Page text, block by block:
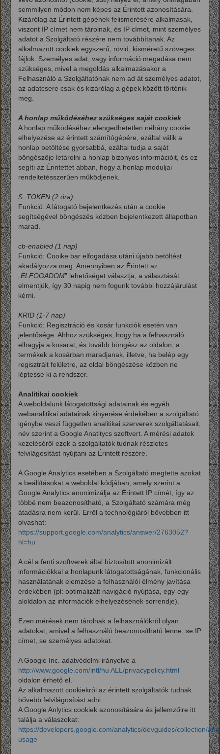
semmilyen módon nem képes az Érintett azonosítására.
Kizárólag az Érintett gépének felismerésére alkalmasak,
viszont IP címet nem tárolnak, és IP címet, mint személyes
adatot a Szolgáltató részére nem továbbítanak. Az
alkalmazott cookiek egyszerű, rövid, kisméretű szöveges
fájlok. Személyes adat, vagy információ megadása nem
szükséges, mivel a megoldás alkalmazásakor a
Felhasználó a Szolgáltatónak nem ad át személyes adatot,
az adatcsere csak és kizárólag a gépek között történik
meg.
A honlap működéséhez szükséges saját cookiek
A honlap működéséhez elengedhetetlen néhány cookie
elhelyezése az érintett számítógépére, ezáltal válik a
honlap betöltése gyorsabbá, ezáltal tudja a saját
böngészője letárolni a honlap bizonyos információit, és ez
segíti az Érintettet abban, hogy a honlap moduljai
rendeltetésszerűen működjenek.
S_TOKEN (2 óra)
Funkció: A látogató bejelentkezés után a cookie
segítségével böngészés közben bejelentkezett állapotban
marad.
cb-enabled (1 nap)
Funkció: Cooike bar elfogadása utáni újabb betöltést
akadályozza meg. Amennyiben az Érintett az
ELFOGADOM” lehetőséget választja, a választását
elmentjük, így 30 napig nem fogunk további hozzájárulást
kérni.
KRID (1-7 nap)
Funkció: Regisztráció és kosár funkciók esetén van
jelentősége. Ahhoz szükséges, hogy ha a felhasználó
elhagyja a kosarat, és tovább böngész az oldalon, a
termékek a kosárban maradjanak, illetve, ha belép egy
regisztrált felületre, az oldal böngészése közben ne
léptesse ki a rendszer.
Analitikai cookiek
A weboldalunk látogatottsági adatainak és egyéb
webanalitikai adatainak kinyerése érdekében a szolgáltató
igénybe veszi független analitikai szerverek szolgáltatásait,
név szerint a Google Anatitycs szoftvert. A mérési adatok
kezeléséről ezek a szolgáltatók tudnak részletes
felvilágosítást nyújtani az Érintett részére.
A Google Analytics esetében a Szolgáltató megtette azokat
a beállításokat a weboldal kódjában, amely szerint a
Google Analytics anonimizálja az Érintett IP címét, így az
többé nem beazonosítható, a Szolgáltató számára még
átadásra nem kerül. Erről a technológiáról bővebben itt
olvashat:
https://support.google.com/analytics/answer/2763052?
hl=hu
A cél a fenti szoftverek által biztosított anonimizált
információkkal a honlapunk látogatottságának, funkcionális
használatának elemzése a felhasználói élmény javítása
érdekében (pl: optimalizált navigáció nyújtása, egy-egy
aloldalon az információk elhelyezésének sorrendje).
Ezen mérések nem tárolnak a felhasználókról olyan
adatokat, amivel a felhasználó beazonosítható lenne, se IP
címet, se személyes adatokat.
A Google Inc. adatvédelmi irányelve a
http://www.google.com/intl/hu ALL/privacypolicy.html
oldalon érhető el.
Az alkalmazott cookiekról az érintett szolgáltatók tudnak
bővebb felvilágosítást adni:
A Google Anlytics cookiek azonosítására és jellemzőire itt
találja a válaszokat:
https://developers.google.com/analytics/devguides/collection/
usage